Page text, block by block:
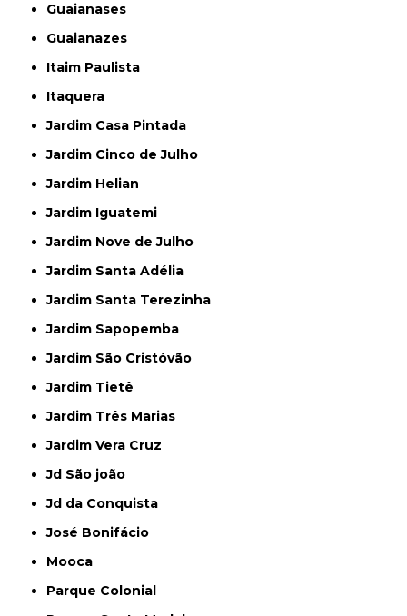
Guaianases
Guaianazes
Itaim Paulista
Itaquera
Jardim Casa Pintada
Jardim Cinco de Julho
Jardim Helian
Jardim Iguatemi
Jardim Nove de Julho
Jardim Santa Adélia
Jardim Santa Terezinha
Jardim Sapopemba
Jardim São Cristóvão
Jardim Tietê
Jardim Três Marias
Jardim Vera Cruz
Jd São joão
Jd da Conquista
José Bonifácio
Mooca
Parque Colonial